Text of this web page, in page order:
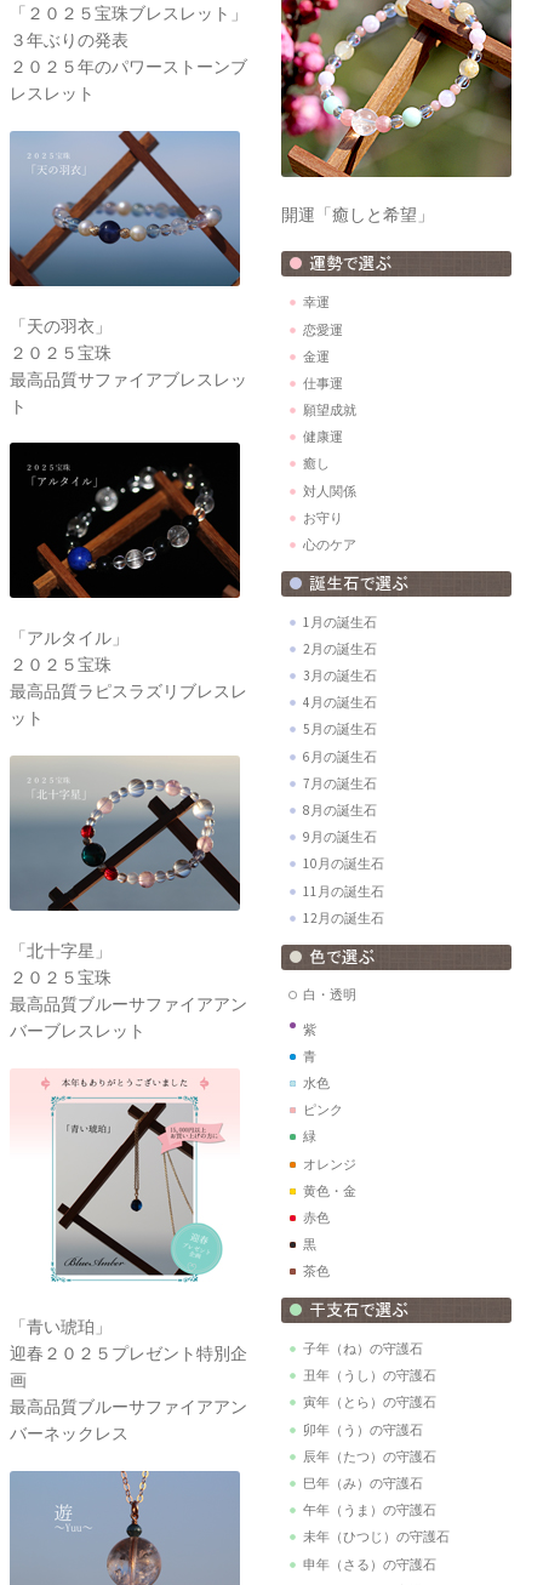
「２０２５宝珠ブレスレット」
３年ぶりの発表
２０２５年のパワーストーンブ
レスレット
「天の羽衣」
２０２５宝珠
最高品質サファイアブレスレッ
ト
「アルタイル」
２０２５宝珠
最高品質ラピスラズリブレスレ
ット
「北十字星」
２０２５宝珠
最高品質ブルーサファイアアン
バーブレスレット
「青い琥珀」
迎春２０２５プレゼント特別企
画
最高品質ブルーサファイアアン
バーネックレス
開運「癒しと希望」
幸運
恋愛運
金運
仕事運
願望成就
健康運
癒し
対人関係
お守り
心のケア
1月の誕生石
2月の誕生石
3月の誕生石
4月の誕生石
5月の誕生石
6月の誕生石
7月の誕生石
8月の誕生石
9月の誕生石
10月の誕生石
11月の誕生石
12月の誕生石
白・透明
紫
青
水色
ピンク
緑
オレンジ
黄色・金
赤色
黒
茶色
子年（ね）の守護石
丑年（うし）の守護石
寅年（とら）の守護石
卯年（う）の守護石
辰年（たつ）の守護石
巳年（み）の守護石
午年（うま）の守護石
未年（ひつじ）の守護石
申年（さる）の守護石